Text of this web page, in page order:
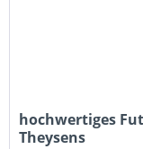
hochwertiges
Theysens